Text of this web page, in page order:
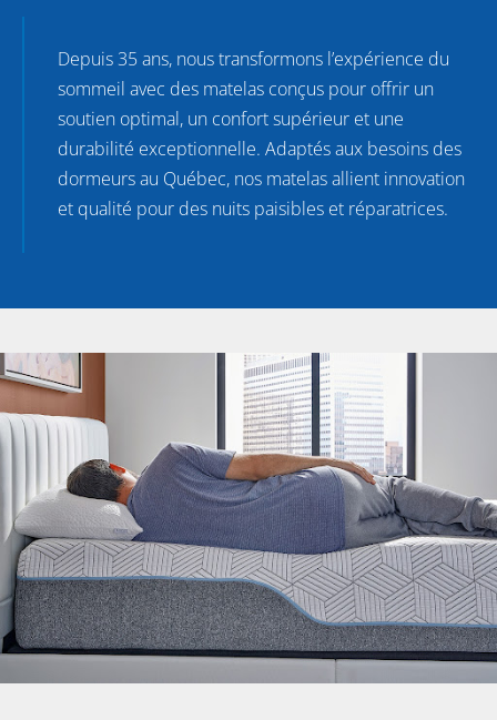
Depuis 35 ans, nous transformons l’expérience du
sommeil avec des matelas conçus pour offrir un
soutien optimal, un confort supérieur et une
durabilité exceptionnelle. Adaptés aux besoins des
dormeurs au Québec, nos matelas allient innovation
et qualité pour des nuits paisibles et réparatrices.